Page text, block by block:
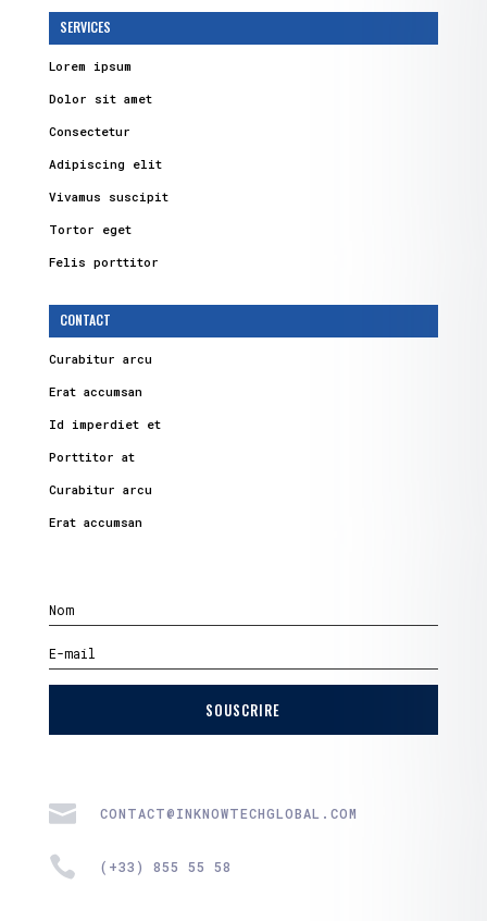
SERVICES
Lorem ipsum
Dolor sit amet
Consectetur
Adipiscing elit
Vivamus suscipit
Tortor eget
Felis porttitor
CONTACT
Curabitur arcu
Erat accumsan
Id imperdiet et
Porttitor at
Curabitur arcu
Erat accumsan
SOUSCRIRE
 CONTACT@INKNOWTECHGLOBAL.COM
 (+33) 855 55 58